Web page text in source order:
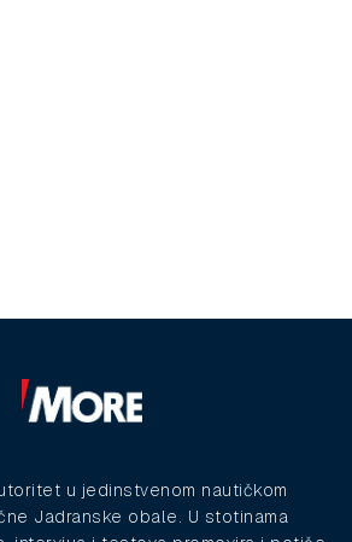
u jedinstvenom nautičkom
Jadranske obale. U stotinama